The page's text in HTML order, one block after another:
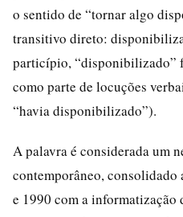
o sentido de “tornar algo
transitivo direto:
particípio, “disponibilizado”
como parte de locuções
“havia disponibilizado”).
A palavra é considerada um
contemporâneo, consolidado
e 1990 com a informatização